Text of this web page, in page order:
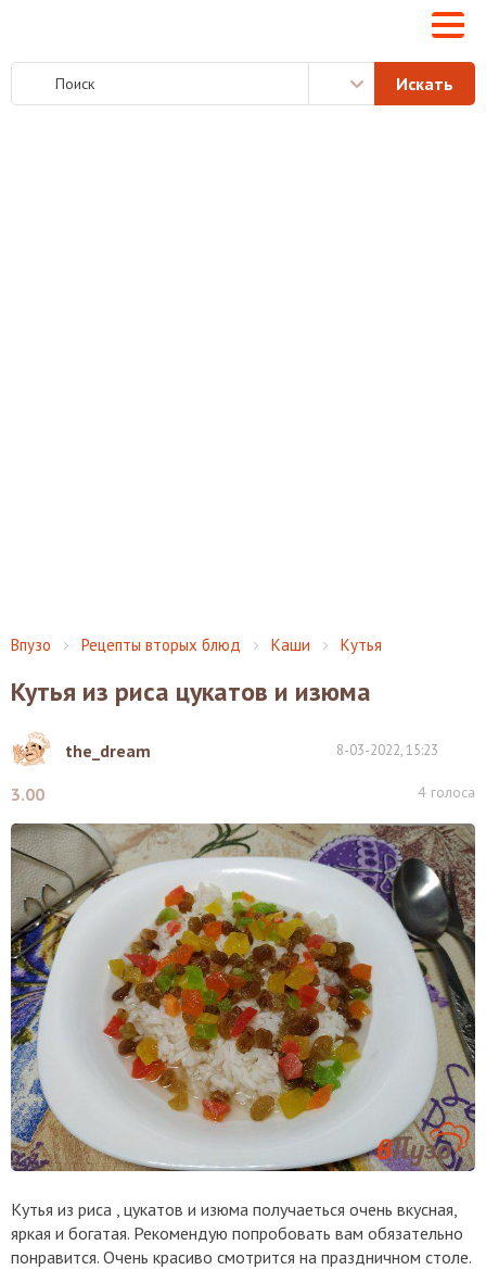
Впузо Рецепты вторых блюд Каши Кутья
Кутья из риса цукатов и изюма
the_dream 8-03-2022, 15:23
3.00 4 голоса
Кутья из риса , цукатов и изюма получаеться очень вкусная,
яркая и богатая. Рекомендую попробовать вам обязательно
понравится. Очень красиво смотрится на праздничном столе.